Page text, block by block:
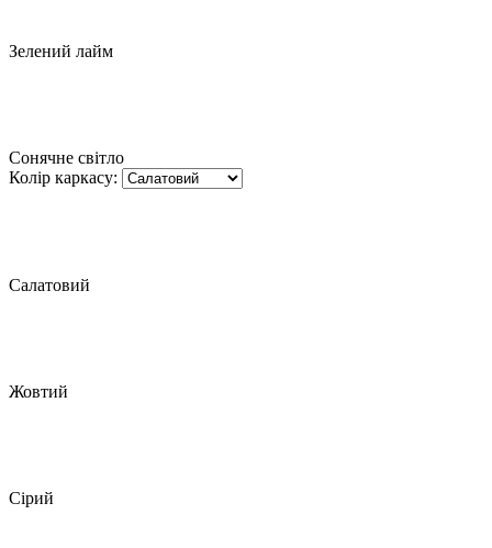
Зелений лайм
Сонячне світло
Колір каркасу:
Салатовий
Жовтий
Сірий